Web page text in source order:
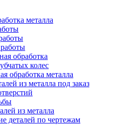
металла
обработка
колес
обработка металла
из металла под заказ
из металла
деталей по чертежам